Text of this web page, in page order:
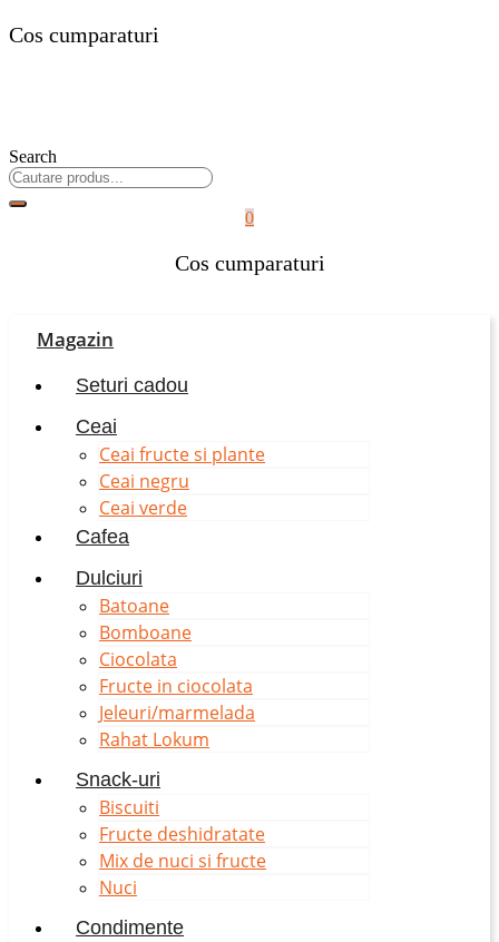
Cos cumparaturi
Search
0
Cos cumparaturi
Magazin
Seturi cadou
Ceai
Ceai fructe si plante
Ceai negru
Ceai verde
Cafea
Dulciuri
Batoane
Bomboane
Ciocolata
Fructe in ciocolata
Jeleuri/marmelada
Rahat Lokum
Snack-uri
Biscuiti
Fructe deshidratate
Mix de nuci si fructe
Nuci
Condimente